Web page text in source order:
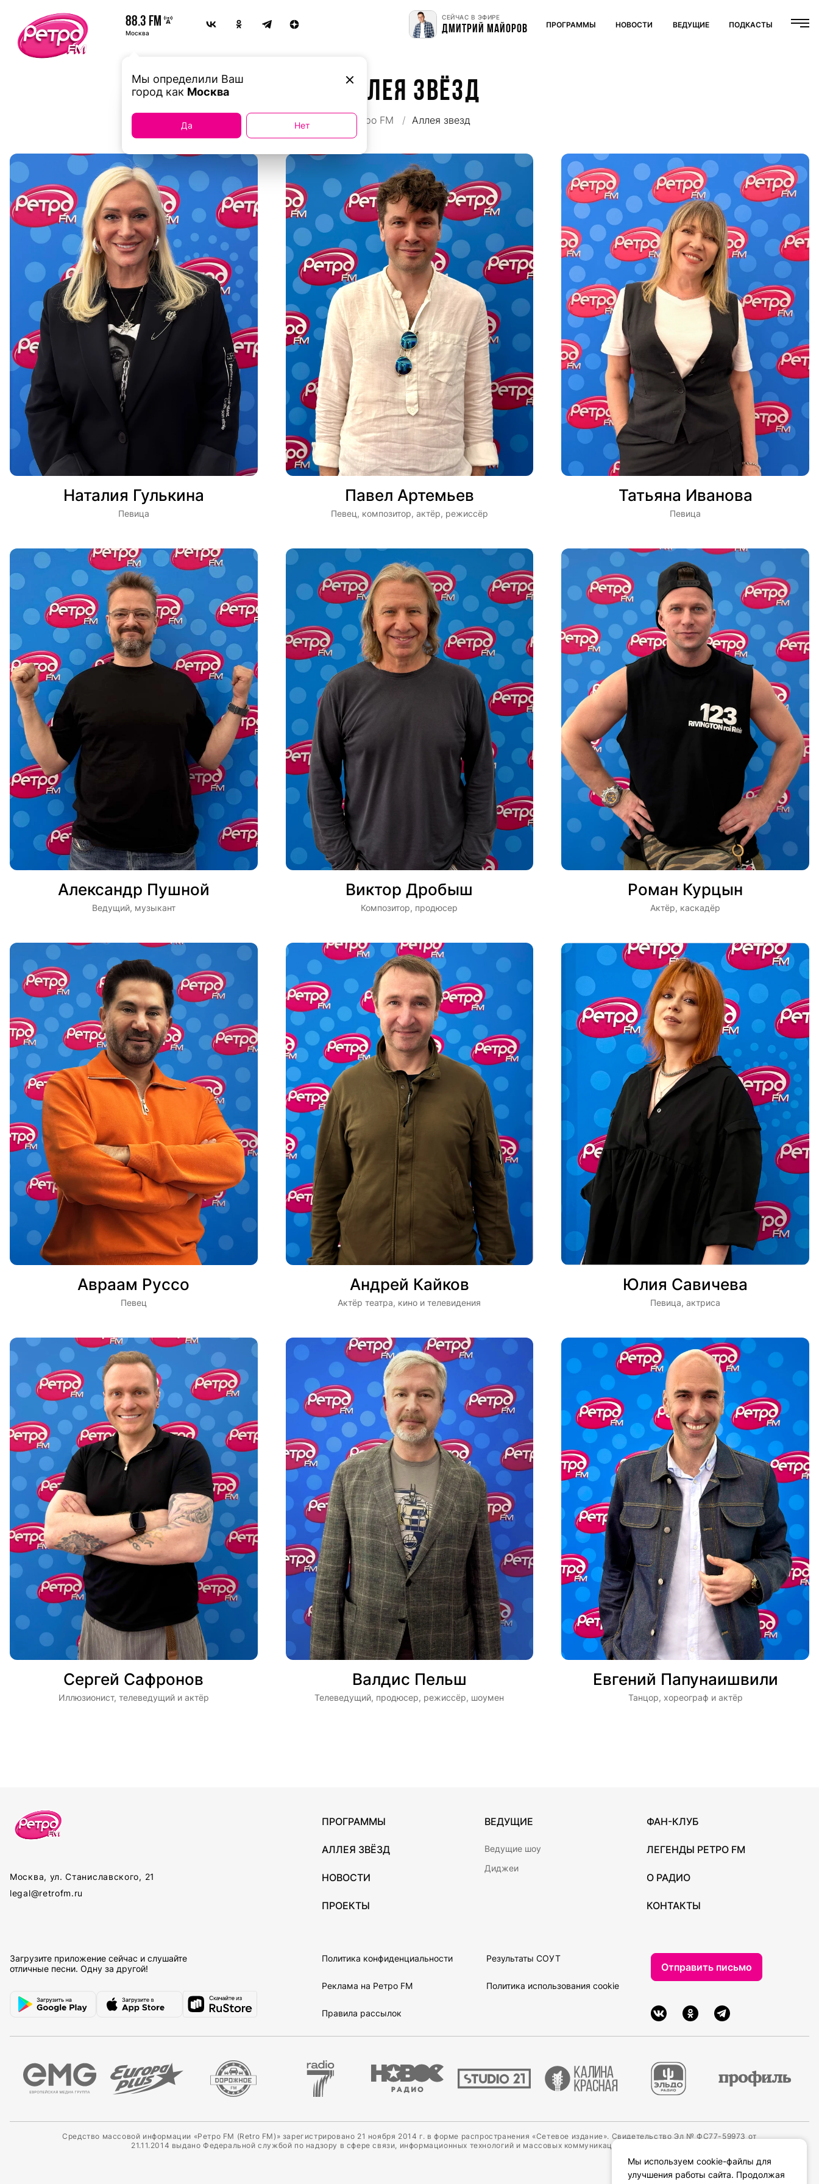
88.3 FM
Москва
СЕЙЧАС В ЭФИРЕ
ДМИТРИЙ МАЙОРОВ ПРОГРАММЫ НОВОСТИ ВЕДУЩИЕ ПОДКАСТЫ
Мы определили Ваш
город как Москва
Да Нет
АЛЛЕЯ ЗВЁЗД
Ретро FM Аллея звезд
Наталия Гулькина
Певица
Павел Артемьев
Певец, композитор, актёр, режиссёр
Татьяна Иванова
Певица
Александр Пушной
Ведущий, музыкант
Виктор Дробыш
Композитор, продюсер
Роман Курцын
Актёр, каскадёр
Авраам Руссо
Певец
Андрей Кайков
Актёр театра, кино и телевидения
Юлия Савичева
Певица, актриса
Сергей Сафронов
Иллюзионист, телеведущий и актёр
Валдис Пельш
Телеведущий, продюсер, режиссёр, шоумен
Евгений Папунаишвили
Танцор, хореограф и актёр
Москва, ул. Станиславского, 21
legal@retrofm.ru
ПРОГРАММЫ
АЛЛЕЯ ЗВЁЗД
НОВОСТИ
ПРОЕКТЫ
ВЕДУЩИЕ
Ведущие шоу
Диджеи
ФАН-КЛУБ
ЛЕГЕНДЫ РЕТРО FM
О РАДИО
КОНТАКТЫ
Загрузите приложение сейчас и слушайте
отличные песни. Одну за другой!
Политика конфиденциальности
Реклама на Ретро FM
Правила рассылок
Результаты СОУТ
Политика использования cookie
Отправить письмо
Средство массовой информации «Ретро FM (Retro FM)» зарегистрировано 21 ноября 2014 г. в форме распространения «Сетевое издание». Свидетельство Эл № ФС77-59973 от
21.11.2014 выдано Федеральной службой по надзору в сфере связи, информационных технологий и массовых коммуникаций (Роскомнадзор).
Мы используем cookie-файлы для
улучшения работы сайта. Продолжая